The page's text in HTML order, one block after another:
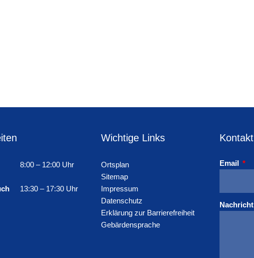
8:00 – 12:00 Uhr
13:30 – 17:30 Uhr
Wichtige Links
Ortsplan
Sitemap
Impressum
Datenschutz
Erklärung zur Barrierefreiheit
Gebärdensprache
Kontakt
Email
Nachricht